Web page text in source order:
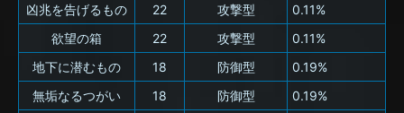
凶兆を告げるもの
22 攻撃型
0.11%
欲望の箱
22 攻撃型
0.11%
地下に潜むもの
18 防御型
0.19%
無垢なるつがい
18 防御型
0.19%